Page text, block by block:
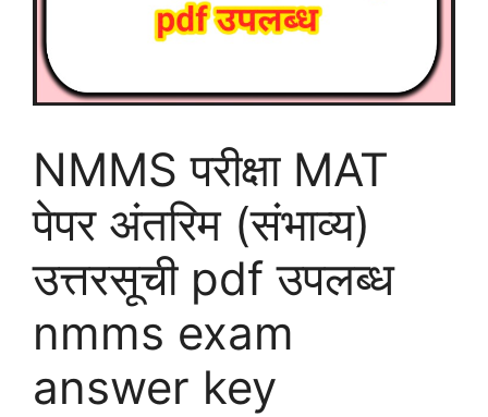
NMMS परीक्षा MAT
पेपर अंतरिम (संभाव्य)
उत्तरसूची pdf उपलब्ध
nmms exam
answer key